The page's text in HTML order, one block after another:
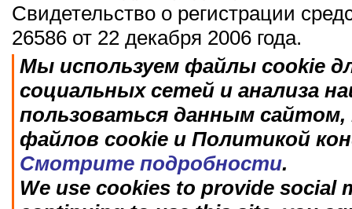
Свидетельство о регистрации
26586 от 22 декабря 2006 года.
Мы используем файлы cookie
социальных сетей и анализа
пользоваться данным
файлов cookie и Политикой
Смотрите подробности.
We use cookies to provide social